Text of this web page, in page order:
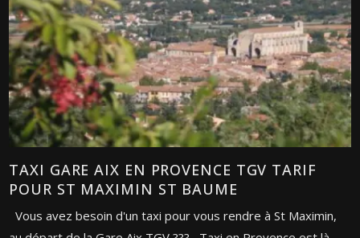
TAXI GARE AIX EN PROVENCE TGV TARIF
POUR ST MAXIMIN ST BAUME
Vous avez besoin d'un taxi pour vous rendre à St Maximin,